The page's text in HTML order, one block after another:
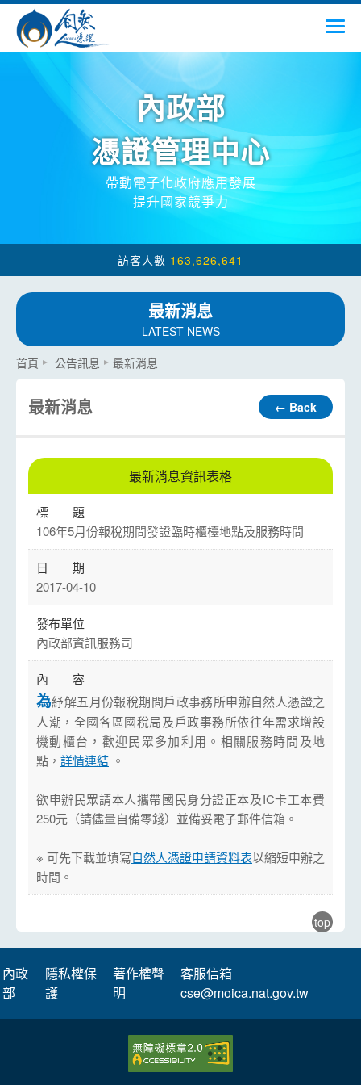
跳到主要內容
163,626,641
內政部
憑證管理中心
帶動電子化政府應用發展
提升國家競爭力
最新消息
LATEST NEWS
:::
首頁 公告訊息 最新消息
最新消息 ← Back
最新消息資訊表格
106年5月份報稅期間發證臨時櫃檯地點及服務時間
2017-04-10
內政部資訊服務司
為紓解五月份報稅期間戶政事務所申辦自然人憑證之
人潮，全國各區國稅局及戶政事務所依往年需求增設
機動櫃台，歡迎民眾多加利用。相關服務時間及地
點， 詳情連結 。
欲申辦民眾請本人攜帶國民身分證正本及IC卡工本費
250元（請儘量自備零錢）並備妥電子郵件信箱。
※ 可先下載並填寫自然人憑證申請資料表以縮短申辦之
時間。
top
內政
部
隱私權保
護
著作權聲
明
客服信箱
cse@moica.nat.gov.tw